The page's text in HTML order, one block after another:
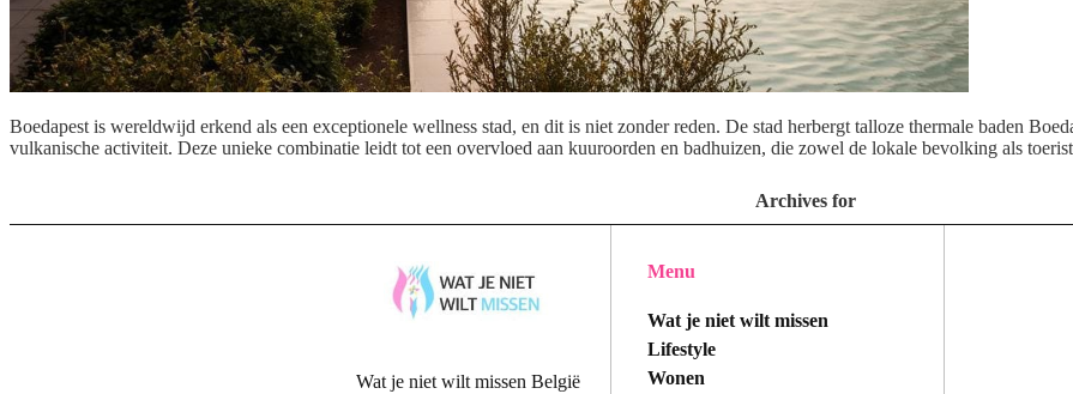
Boedapest is wereldwijd erkend als een exceptionele wellness stad, en dit is niet zonder reden. De stad herbergt talloze thermale baden
vulkanische activiteit. Deze unieke combinatie leidt tot een overvloed aan kuuroorden en badhuizen, die zowel de lokale bevolking als
Archives for
Wat je niet wilt missen België
Menu
Wat je niet wilt missen
Lifestyle
Wonen